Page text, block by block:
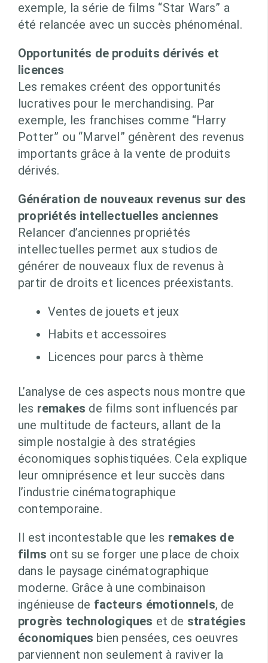
exemple, la série de films “Star Wars” a
été relancée avec un succès phénoménal.
Opportunités de produits dérivés et
licences
Les remakes créent des opportunités
lucratives pour le merchandising. Par
exemple, les franchises comme “Harry
Potter” ou “Marvel” génèrent des revenus
importants grâce à la vente de produits
dérivés.
Génération de nouveaux revenus sur des
propriétés intellectuelles anciennes
Relancer d’anciennes propriétés
intellectuelles permet aux studios de
générer de nouveaux flux de revenus à
partir de droits et licences préexistants.
Ventes de jouets et jeux
Habits et accessoires
Licences pour parcs à thème
L’analyse de ces aspects nous montre que
les remakes de films sont influencés par
une multitude de facteurs, allant de la
simple nostalgie à des stratégies
économiques sophistiquées. Cela explique
leur omniprésence et leur succès dans
l’industrie cinématographique
contemporaine.
Il est incontestable que les remakes de
films ont su se forger une place de choix
dans le paysage cinématographique
moderne. Grâce à une combinaison
ingénieuse de facteurs émotionnels, de
progrès technologiques et de stratégies
économiques bien pensées, ces oeuvres
parviennent non seulement à raviver la